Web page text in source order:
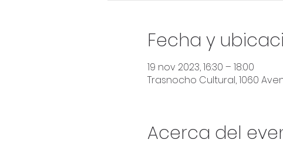
Fecha y
19 nov 2023, 16:30 – 18:00
Trasnocho Cultural, 1060
Acerca del